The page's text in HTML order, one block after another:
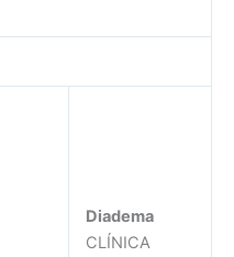
Diadema
CLÍNICA